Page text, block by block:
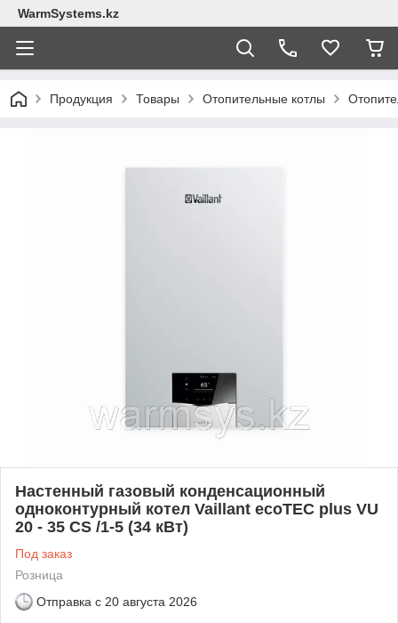
WarmSystems.kz
Продукция Товары Отопительные котлы
Настенный газовый конденсационный
одноконтурный котел Vaillant ecoTEC plus VU
20 - 35 CS /1-5 (34 кВт)
Под заказ
Розница
Отправка с 20 августа 2026